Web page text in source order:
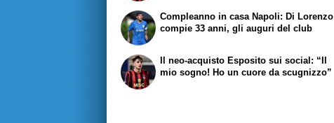
Compleanno in casa Napoli: Di Lorenzo
compie 33 anni, gli auguri del club
Il neo-acquisto Esposito sui social: “Il
mio sogno! Ho un cuore da scugnizzo”